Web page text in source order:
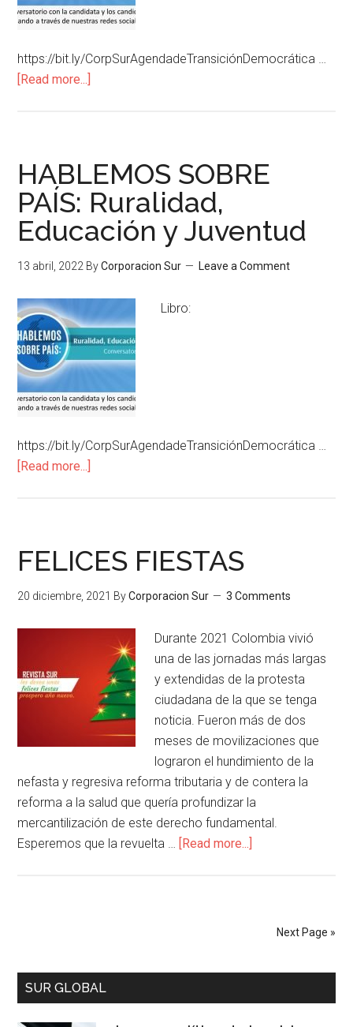
https://bit.ly/CorpSurAgendadeTransiciónDemocrática …
[Read more...]
HABLEMOS SOBRE
PAÍS: Ruralidad,
Educación y Juventud
13 abril, 2022 ByCorporacion Sur Leave a Comment
Libro:
https://bit.ly/CorpSurAgendadeTransiciónDemocrática …
[Read more...]
FELICES FIESTAS
20 diciembre, 2021 ByCorporacion Sur 3 Comments
Durante 2021 Colombia vivió
una de las jornadas más largas
y extendidas de la protesta
ciudadana de la que se tenga
noticia. Fueron más de dos
meses de movilizaciones que
lograron el hundimiento de la
nefasta y regresiva reforma tributaria y de contera la
reforma a la salud que quería profundizar la
mercantilización de este derecho fundamental.
Esperemos que la revuelta … [Read more...]
Next Page »
SUR GLOBAL